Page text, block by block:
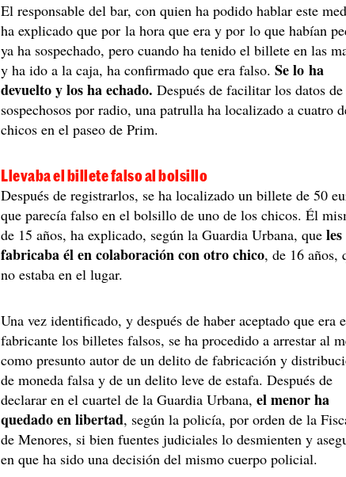
El responsable del bar, con quien ha podido hablar este
ha explicado que por la hora que era y por lo que habían
ya ha sospechado, pero cuando ha tenido el billete en las
y ha ido a la caja, ha confirmado que era falso.Se lo ha
devuelto y los ha echado. Después de facilitar los datos
sospechosos por radio, una patrulla ha localizado a cuatro
chicos en el paseo de Prim.
Llevaba el billete falso al bolsillo
Después de registrarlos, se ha localizado un billete de 50
que parecía falso en el bolsillo de uno de los chicos. Él
de 15 años, ha explicado, según la Guardia Urbana, queles
fabricaba él en colaboración con otro chico, de 16 años,
no estaba en el lugar.
Una vez identificado, y después de haber aceptado que era
fabricante los billetes falsos, se ha procedido a arrestar al
como presunto autor de un delito de fabricación y
de moneda falsa y de un delito leve de estafa. Después de
declarar en el cuartel de la Guardia Urbana,el menor ha
quedado en libertad, según la policía, por orden de la
de Menores, si bien fuentes judiciales lo desmienten y
en que ha sido una decisión del mismo cuerpo policial.